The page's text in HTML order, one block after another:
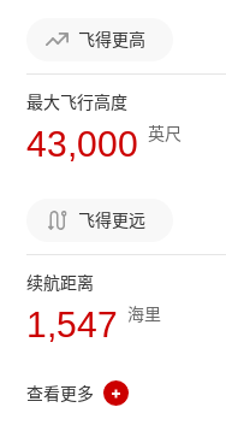
飞得更高
最大飞行高度
43,000 英尺
飞得更远
续航距离
1,547 海里
查看更多